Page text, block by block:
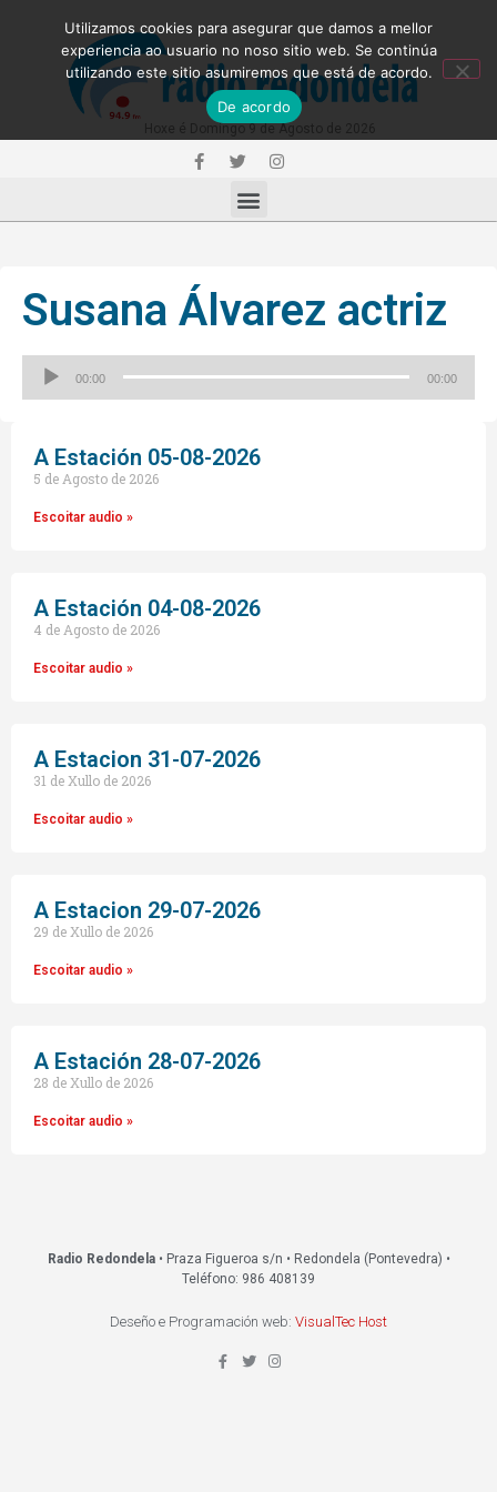
Susana Álvarez actriz
00:00 00:00
A Estación 05-08-2026
5 de Agosto de 2026
Escoitar audio »
A Estación 04-08-2026
4 de Agosto de 2026
Escoitar audio »
A Estacion 31-07-2026
31 de Xullo de 2026
Escoitar audio »
A Estacion 29-07-2026
29 de Xullo de 2026
Escoitar audio »
A Estación 28-07-2026
28 de Xullo de 2026
Escoitar audio »
Radio Redondela• Praza Figueroa s/n • Redondela (Pontevedra) •
Teléfono: 986 408139
Deseño e Programación web: VisualTec Host
Utilizamos cookies para asegurar que damos a mellor
experiencia ao usuario no noso sitio web. Se continúa
utilizando este sitio asumiremos que está de acordo.
De acordo